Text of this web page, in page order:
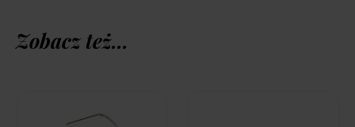
Zobacz też...